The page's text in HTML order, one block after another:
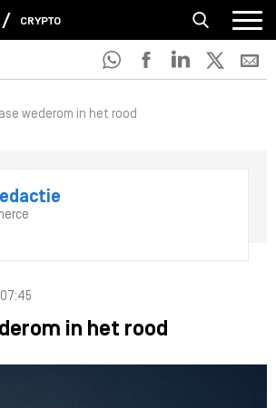
CRYPTO
wederom in het rood
in het rood